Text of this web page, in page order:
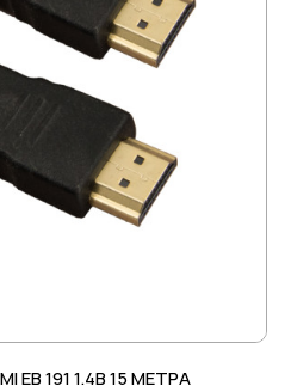
EB 191 1.4B 15 ΜΕΤΡΑ